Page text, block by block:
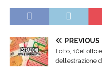
PREVIOUS
Lotto, 10eLotto
dell’estrazione